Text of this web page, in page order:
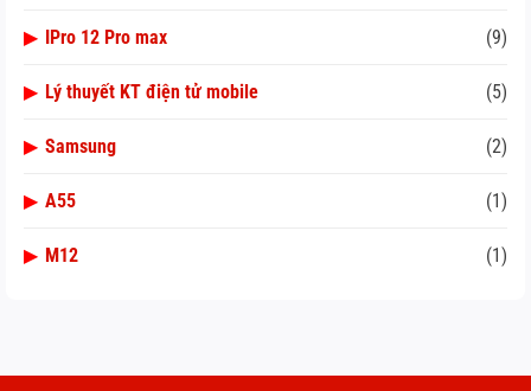
▶ IPro 12 Pro max (9)
▶ Lý thuyết KT điện tử mobile (5)
▶ Samsung (2)
▶ A55 (1)
▶ M12 (1)